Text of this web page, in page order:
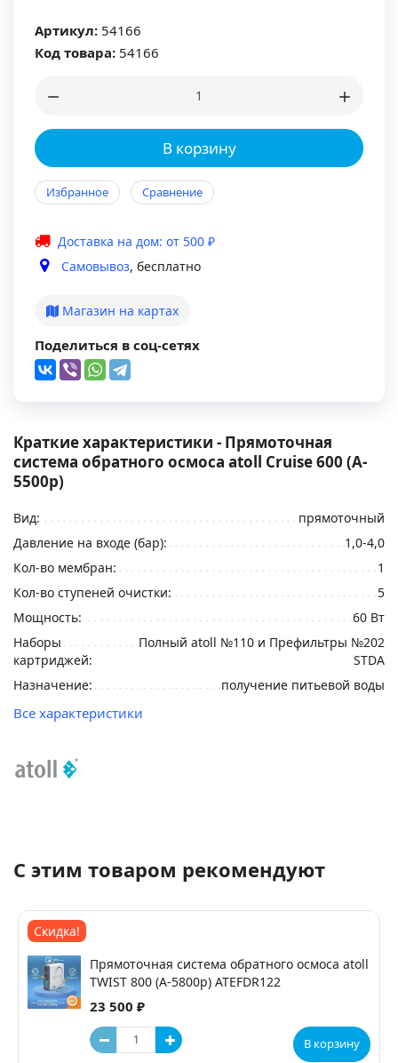
Артикул: 54166
Код товара: 54166
В корзину
Избранное Сравнение
Доставка на дом: от 500 ₽
Самовывоз, бесплатно
Магазин на картах
Поделиться в соц-сетях
Краткие характеристики - Прямоточная
система обратного осмоса atoll Cruise 600 (A-
5500p)
Вид:
прямоточный
Давление на входе (бар):
1,0-4,0
Кол-во мембран:
1
Кол-во ступеней очистки:
5
Мощность:
60 Вт
Наборы
картриджей:
Полный atoll №110 и Префильтры №202
STDA
Назначение:
получение питьевой воды
Все характеристики
С этим товаром рекомендуют
Скидка!
Прямоточная система обратного осмоса atoll
TWIST 800 (A-5800p) ATEFDR122
23 500 ₽
В корзину